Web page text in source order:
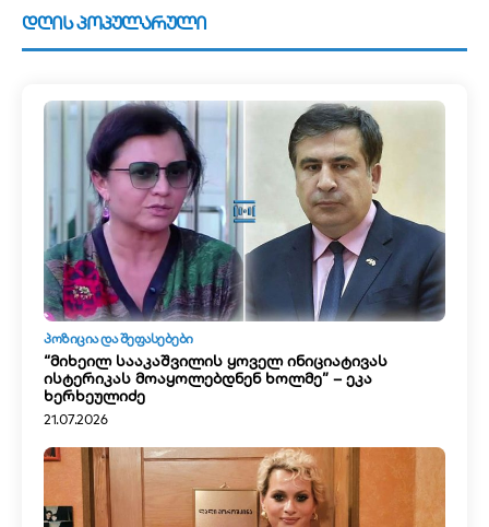
დღის პოპულარული
ᲞᲝᲖᲘᲪᲘᲐ ᲓᲐ ᲨᲔᲤᲐᲡᲔᲑᲔᲑᲘ
“მიხეილ სააკაშვილის ყოველ ინიციატივას
ისტერიკას მოაყოლებდნენ ხოლმე” – ეკა
ხერხეულიძე
21.07.2026